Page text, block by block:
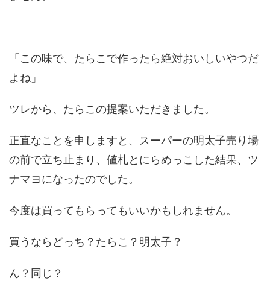
「この味で、たらこで作ったら絶対おいしいやつだ
よね」
ツレから、たらこの提案いただきました。
正直なことを申しますと、スーパーの明太子売り場
の前で立ち止まり、値札とにらめっこした結果、ツ
ナマヨになったのでした。
今度は買ってもらってもいいかもしれません。
買うならどっち？たらこ？明太子？
ん？同じ？